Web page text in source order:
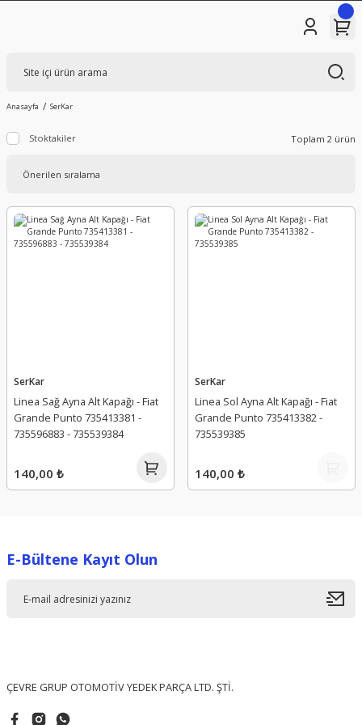
Anasayfa SerKar
Stoktakiler Toplam 2 ürün
SerKar
Linea Sağ Ayna Alt Kapağı - Fiat
Grande Punto 735413381 -
735596883 - 735539384
140,00 ₺
SerKar
Linea Sol Ayna Alt Kapağı - Fiat
Grande Punto 735413382 -
735539385
140,00 ₺
E-Bültene Kayıt Olun
ÇEVRE GRUP OTOMOTİV YEDEK PARÇA LTD. ŞTİ.